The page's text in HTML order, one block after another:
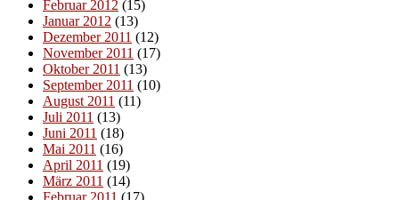
Februar 2012 (15)
Januar 2012 (13)
Dezember 2011 (12)
November 2011 (17)
Oktober 2011 (13)
September 2011 (10)
August 2011 (11)
Juli 2011 (13)
Juni 2011 (18)
Mai 2011 (16)
April 2011 (19)
März 2011 (14)